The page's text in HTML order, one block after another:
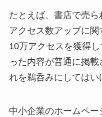
たとえば、書店で売
アクセス数アップに
10万アクセスを獲得
った内容が普通に掲
れを鵜呑みにしてはい
中小企業のホームペ